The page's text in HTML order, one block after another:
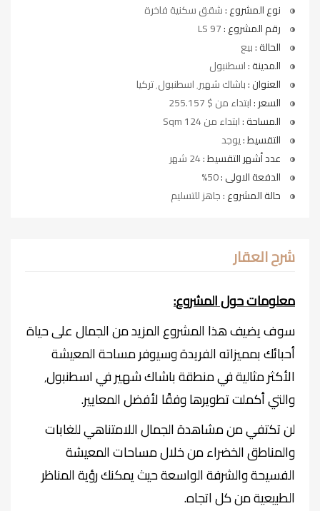
نوع المشروع :شقق سكنية فاخرة
رقم المشروع :
الحالة :بيع
المدينة :اسطنبول
العنوان :باشاك شهير٬ اسطنبول٬ تركيا
السعر :ابتداء من $ 255.157
المساحة :ابتداء من 124 Sqm
التقسيط :يوجد
عدد أشهر التقسيط :24 شهر
الدفعة الاولى :50%
حالة المشروع :جاهز للتسليم
شرح العقار
معلومات حول المشروع:
سوف يضيف هذا المشروع المزيد من الجمال على حياة
أحبائك بمميزاته الفريدة وسيوفر مساحة المعيشة
الأكثر مثالية في منطقة باشاك شهير في اسطنبول٬
والتي أكملت تطويرها وفقًا لأفضل المعايير.
لن تكتفي من مشاهدة الجمال اللامتناهي للغابات
والمناطق الخضراء من خلال مساحات المعيشة
الفسيحة والشرفة الواسعة حيث يمكنك رؤية المناظر
الطبيعية من كل اتجاه.